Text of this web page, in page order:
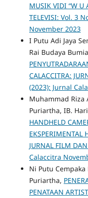
MUSIK VIDI “W U
TELEVISI: Vol. 3
November 2023
I Putu Adi Jaya
Rai Budaya
CALACCITRA:
(2023): Jurnal
Muhammad Riza
Puriartha, IB.
HANDHELD
EKSPERIMENTAL
JURNAL FILM
Calaccitra
Ni Putu
Puriartha,
PENATAAN